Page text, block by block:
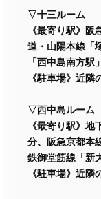
▽十三ルーム
《最寄り駅》
道・山陽本線「
「西中島南方駅
《駐車場》近隣
▽西中島ルーム
《最寄り駅》
分、阪急京都本
鉄御堂筋線「新
《駐車場》近隣